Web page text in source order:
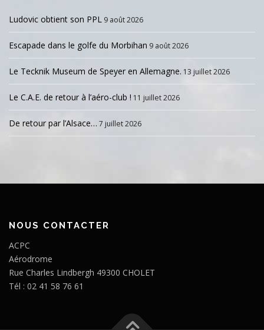
Ludovic obtient son PPL 9 août 2026
Escapade dans le golfe du Morbihan 9 août 2026
Le Tecknik Museum de Speyer en Allemagne. 13 juillet 2026
Le C.A.E. de retour à l’aéro-club ! 11 juillet 2026
De retour par l’Alsace… 7 juillet 2026
NOUS CONTACTER
ACPC
Aérodrome
Rue Charles Lindbergh 49300 CHOLET
Tél : 02 41 58 76 61